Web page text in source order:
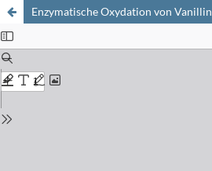
Enzymatische Oxydation von Vanillin